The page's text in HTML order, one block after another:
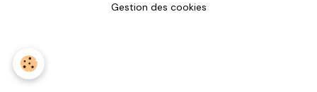
Gestion des cookies